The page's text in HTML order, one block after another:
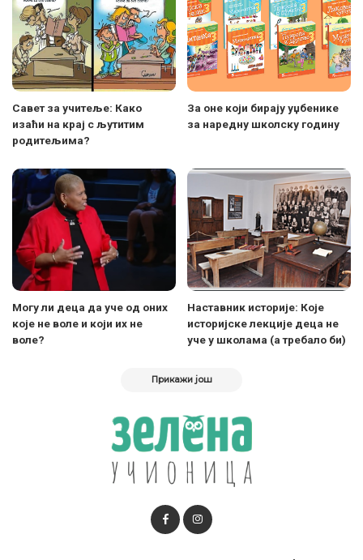
Савет за учитеље: Како
изаћи на крај с љутитим
родитељима?
За оне који бирају уџбенике
за наредну школску годину
Могу ли деца да уче од оних
које не воле и који их не
воле?
Наставник историје: Које
историјске лекције деца не
уче у школама (а требало би)
Прикажи још